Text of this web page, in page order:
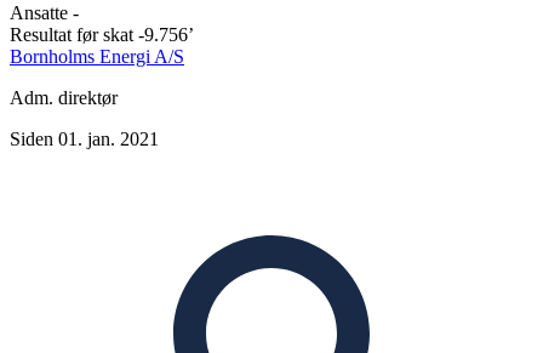
Ansatte -
Resultat før skat -9.756’
Bornholms Energi A/S
Adm. direktør
Siden 01. jan. 2021